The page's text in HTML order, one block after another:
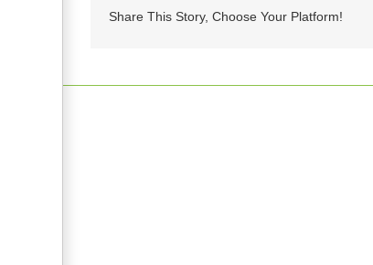
Share This Story, Choose Your Platform!